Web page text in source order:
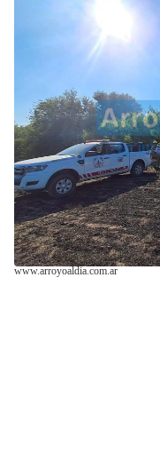
www.arroyoaldia.com.ar